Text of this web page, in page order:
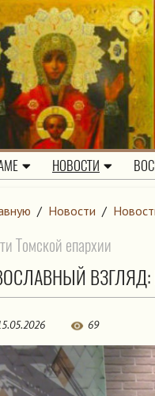
НОВОСТИ
/ Новости /
Томской епархии
ВЗГЛЯД:
69